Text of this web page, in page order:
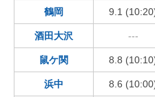
鶴岡 9.1
酒田大沢 ---
鼠ケ関 8.8
浜中 8.6